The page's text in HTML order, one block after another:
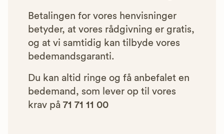
Betalingen for vores henvisninger
betyder, at vores rådgivning er gratis,
og at vi samtidig kan tilbyde vores
bedemandsgaranti.
Du kan altid ringe og få anbefalet en
bedemand, som lever op til vores
krav på 71 71 11 00